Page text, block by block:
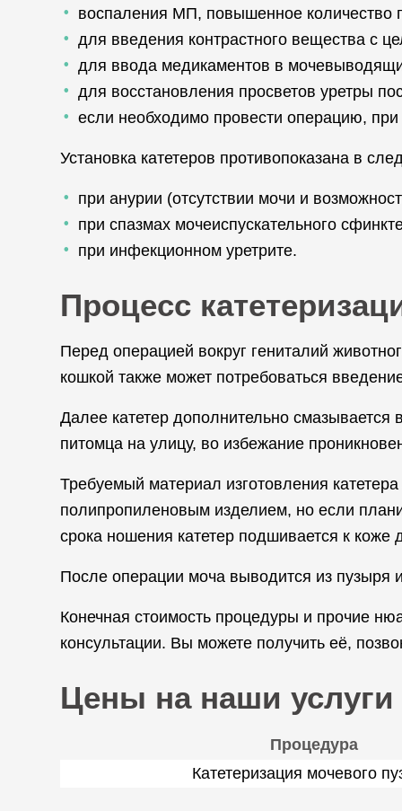
воспаления МП, повышенное количество
для введения контрастного вещества с
для ввода медикаментов в
для восстановления просветов уретры
если необходимо провести операцию,
Установка катетеров противопоказана в
при анурии (отсутствии мочи и
при спазмах мочеиспускательного
при инфекционном уретрите.
Процесс
Перед операцией вокруг гениталий
кошкой также может потребоваться
Далее катетер дополнительно смазывается
питомца на улицу, во избежание
Требуемый материал изготовления
полипропиленовым изделием, но если
срока ношения катетер подшивается к
После операции моча выводится из
Конечная стоимость процедуры и прочие
консультации. Вы можете получить её,
Цены на наши услуги
Процедура
Катетеризация мочевого